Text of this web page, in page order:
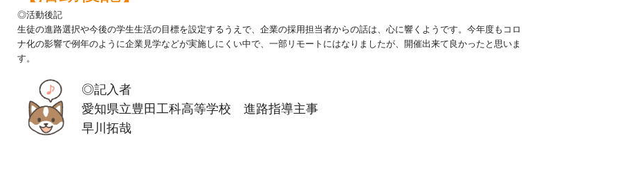
◎活動後記
生徒の進路選択や今後の学生生活の目標を設定するうえで、企業の採用担当者からの話は、心に響くようです。今年度もコロ
ナ化の影響で例年のように企業見学などが実施しにくい中で、一部リモートにはなりましたが、開催出来て良かったと思いま
す。
◎記入者
愛知県立豊田工科高等学校 進路指導主事
早川拓哉